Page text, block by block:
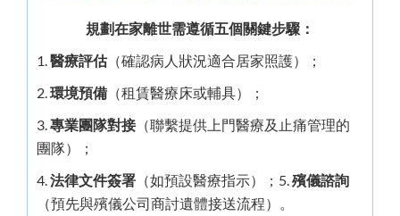
規劃在家離世需遵循五個關鍵步驟：
1.醫療評估（確認病人狀況適合居家照護）；
2.環境預備 （租賃醫療床或輔具）；
3.專業團隊對接（聯繫提供上門醫療及止痛管理的
團隊）；
4.法律文件簽署 （如預設醫療指示）；5.殯儀諮詢
（預先與殯儀公司商討遺體接送流程）。